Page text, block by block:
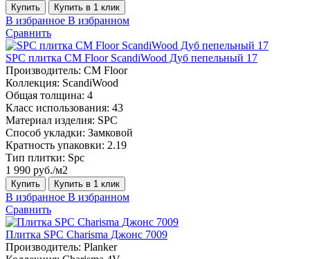
Купить Купить в 1 клик
В избранное В избранном
Сравнить
SPC плитка CM Floor ScandiWood Дуб пепельный 17
Производитель: CM Floor
Коллекция: ScandiWood
Общая толщина: 4
Класс использования: 43
Материал изделия: SPC
Способ укладки: Замковой
Кратность упаковки: 2.19
Тип плитки: Spc
1 990 руб./м2
Купить Купить в 1 клик
В избранное В избранном
Сравнить
Плитка SPC Charisma Джонс 7009
Производитель: Planker